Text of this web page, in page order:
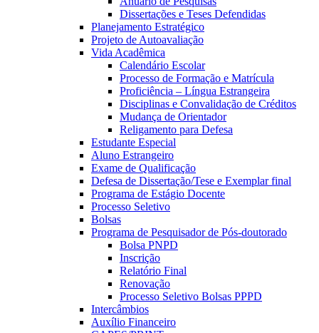
Dissertações e Teses Defendidas
Planejamento Estratégico
Projeto de Autoavaliação
Vida Acadêmica
Calendário Escolar
Processo de Formação e Matrícula
Proficiência – Língua Estrangeira
Disciplinas e Convalidação de Créditos
Mudança de Orientador
Religamento para Defesa
Estudante Especial
Aluno Estrangeiro
Exame de Qualificação
Defesa de Dissertação/Tese e Exemplar final
Programa de Estágio Docente
Processo Seletivo
Bolsas
Programa de Pesquisador de Pós-doutorado
Bolsa PNPD
Inscrição
Relatório Final
Renovação
Processo Seletivo Bolsas PPPD
Intercâmbios
Auxílio Financeiro